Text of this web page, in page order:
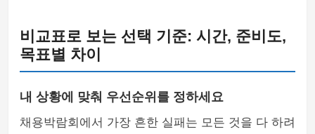
비교표로 보는 선택 기준: 시간, 준비도,
목표별 차이
내 상황에 맞춰 우선순위를 정하세요
채용박람회에서 가장 흔한 실패는 모든 것을 다 하려